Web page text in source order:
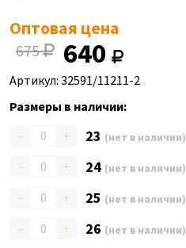
Оптовая цена
675 640
Артикул: 32591/11211-2
Размеры в наличии:
– + 23 (нет в наличии)
– + 24 (нет в наличии)
– + 25 (нет в наличии)
– + 26 (нет в наличии)